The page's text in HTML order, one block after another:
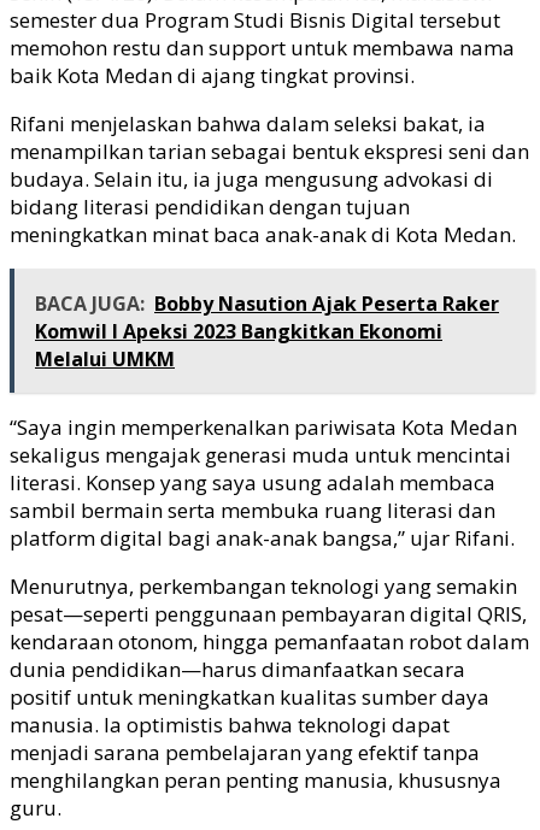
semester dua Program Studi Bisnis Digital tersebut
memohon restu dan support untuk membawa nama
baik Kota Medan di ajang tingkat provinsi.
Rifani menjelaskan bahwa dalam seleksi bakat, ia
menampilkan tarian sebagai bentuk ekspresi seni dan
budaya. Selain itu, ia juga mengusung advokasi di
bidang literasi pendidikan dengan tujuan
meningkatkan minat baca anak-anak di Kota Medan.
BACA JUGA: Bobby Nasution Ajak Peserta Raker
Komwil I Apeksi 2023 Bangkitkan Ekonomi
Melalui UMKM
“Saya ingin memperkenalkan pariwisata Kota Medan
sekaligus mengajak generasi muda untuk mencintai
literasi. Konsep yang saya usung adalah membaca
sambil bermain serta membuka ruang literasi dan
platform digital bagi anak-anak bangsa,” ujar Rifani.
Menurutnya, perkembangan teknologi yang semakin
pesat—seperti penggunaan pembayaran digital QRIS,
kendaraan otonom, hingga pemanfaatan robot dalam
dunia pendidikan—harus dimanfaatkan secara
positif untuk meningkatkan kualitas sumber daya
manusia. Ia optimistis bahwa teknologi dapat
menjadi sarana pembelajaran yang efektif tanpa
menghilangkan peran penting manusia, khususnya
guru.